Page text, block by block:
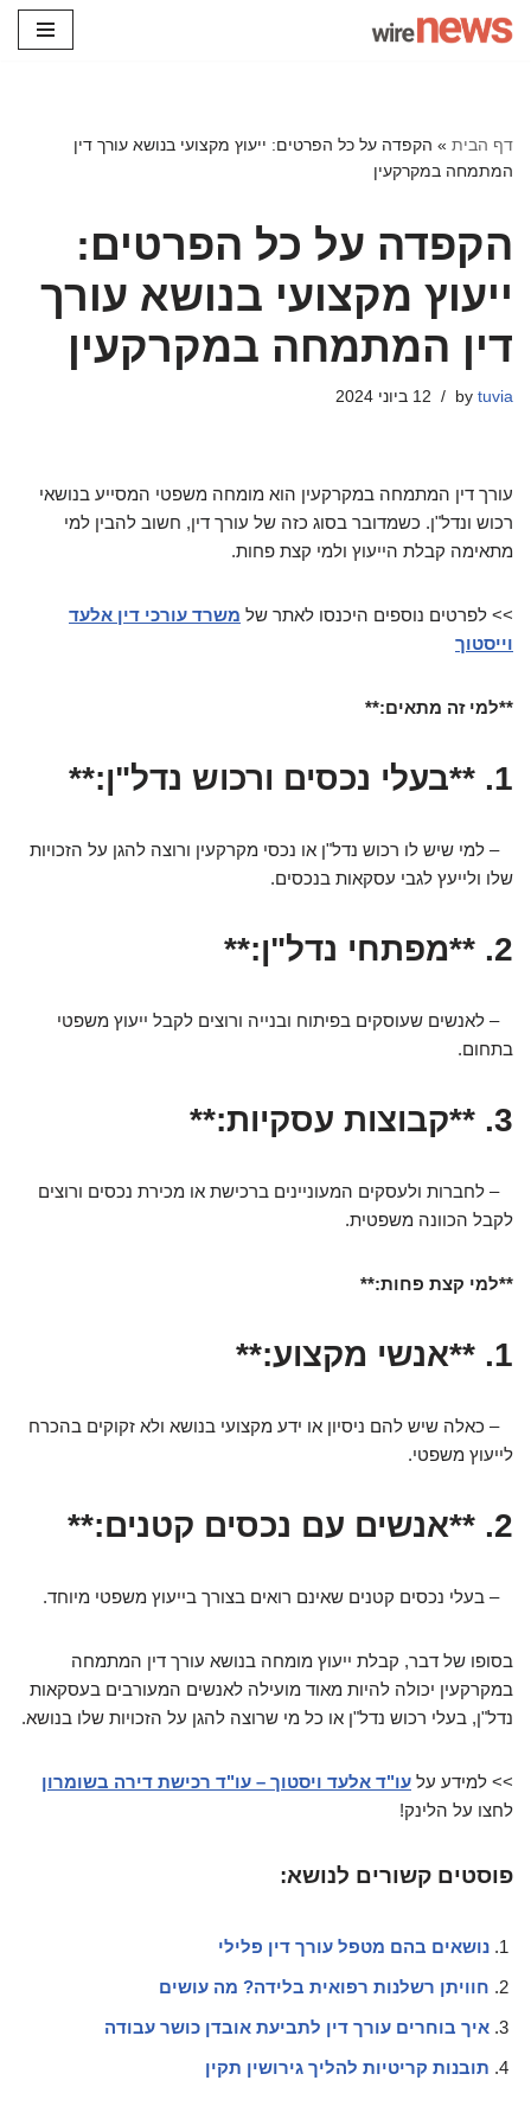
דף הבית » הקפדה על כל הפרטים: ייעוץ מקצועי בנושא עורך דין
המתמחה במקרקעין
הקפדה על כל הפרטים:
ייעוץ מקצועי בנושא עורך
דין המתמחה במקרקעין
by tuvia 12 ביוני 2024
עורך דין המתמחה במקרקעין הוא מומחה משפטי המסייע בנושאי
רכוש ונדל"ן. כשמדובר בסוג כזה של עורך דין, חשוב להבין למי
מתאימה קבלת הייעוץ ולמי קצת פחות.
>> לפרטים נוספים היכנסו לאתר של משרד עורכי דין אלעד
וייסטוך
**למי זה מתאים:**
1. **בעלי נכסים ורכוש נדל"ן:**
– למי שיש לו רכוש נדל"ן או נכסי מקרקעין ורוצה להגן על הזכויות
שלו ולייעץ לגבי עסקאות בנכסים.
2. **מפתחי נדל"ן:**
– לאנשים שעוסקים בפיתוח ובנייה ורוצים לקבל ייעוץ משפטי
בתחום.
3. **קבוצות עסקיות:**
– לחברות ולעסקים המעוניינים ברכישת או מכירת נכסים ורוצים
לקבל הכוונה משפטית.
**למי קצת פחות:**
1. **אנשי מקצוע:**
– כאלה שיש להם ניסיון או ידע מקצועי בנושא ולא זקוקים בהכרח
לייעוץ משפטי.
2. **אנשים עם נכסים קטנים:**
– בעלי נכסים קטנים שאינם רואים בצורך בייעוץ משפטי מיוחד.
בסופו של דבר, קבלת ייעוץ מומחה בנושא עורך דין המתמחה
במקרקעין יכולה להיות מאוד מועילה לאנשים המעורבים בעסקאות
נדל"ן, בעלי רכוש נדל"ן או כל מי שרוצה להגן על הזכויות שלו בנושא.
>> למידע על עו"ד אלעד ויסטוך – עו"ד רכישת דירה בשומרון
לחצו על הלינק!
פוסטים קשורים לנושא:
נושאים בהם מטפל עורך דין פלילי
חוויתן רשלנות רפואית בלידה? מה עושים
איך בוחרים עורך דין לתביעת אובדן כושר עבודה
תובנות קריטיות להליך גירושין תקין